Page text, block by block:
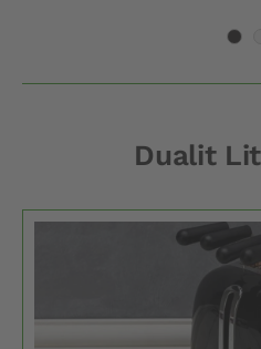
Dualit